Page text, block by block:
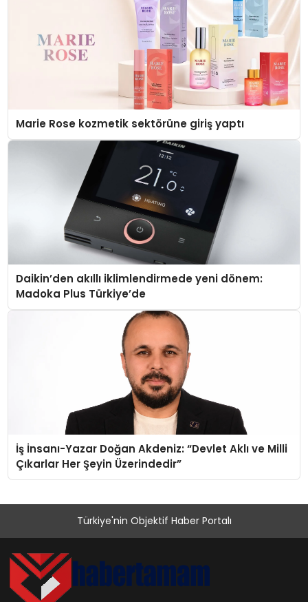
Marie Rose kozmetik sektörüne giriş yaptı
Daikin’den akıllı iklimlendirmede yeni dönem:
Madoka Plus Türkiye’de
İş İnsanı-Yazar Doğan Akdeniz: “Devlet Aklı ve Milli
Çıkarlar Her Şeyin Üzerindedir”
Türkiye'nin Objektif Haber Portalı